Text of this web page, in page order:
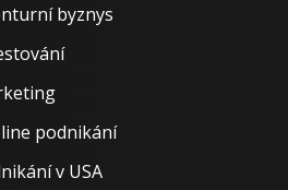
byznys
podnikání
v USA